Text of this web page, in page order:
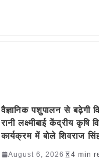
वैज्ञानिक पशुपालन से बढ़ेगी
रानी लक्ष्मीबाई केंद्रीय कृषि
कार्यक्रम में बोले शिवराज
August 6, 2026 4 min